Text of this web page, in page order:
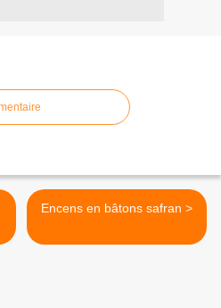
Encens en bâtons safran >